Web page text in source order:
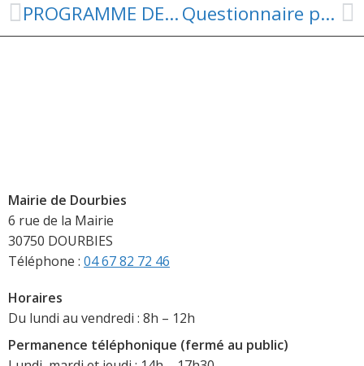
PROGRAMME DES ANIMATIONS ESTIVALES 2025 Questionnaire pacte viabilité agro-territoriale
Mairie de Dourbies
6 rue de la Mairie
30750 DOURBIES
Téléphone : 04 67 82 72 46
Horaires
Du lundi au vendredi : 8h – 12h
Permanence téléphonique (fermé au public)